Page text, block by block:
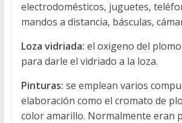
electrodomésticos, juguetes,
mandos a distancia, básculas,
Loza vidriada: el oxigeno del
para darle el vidriado a la loza.
Pinturas: se emplean varios
elaboración como el cromato de
color amarillo. Normalmente eran